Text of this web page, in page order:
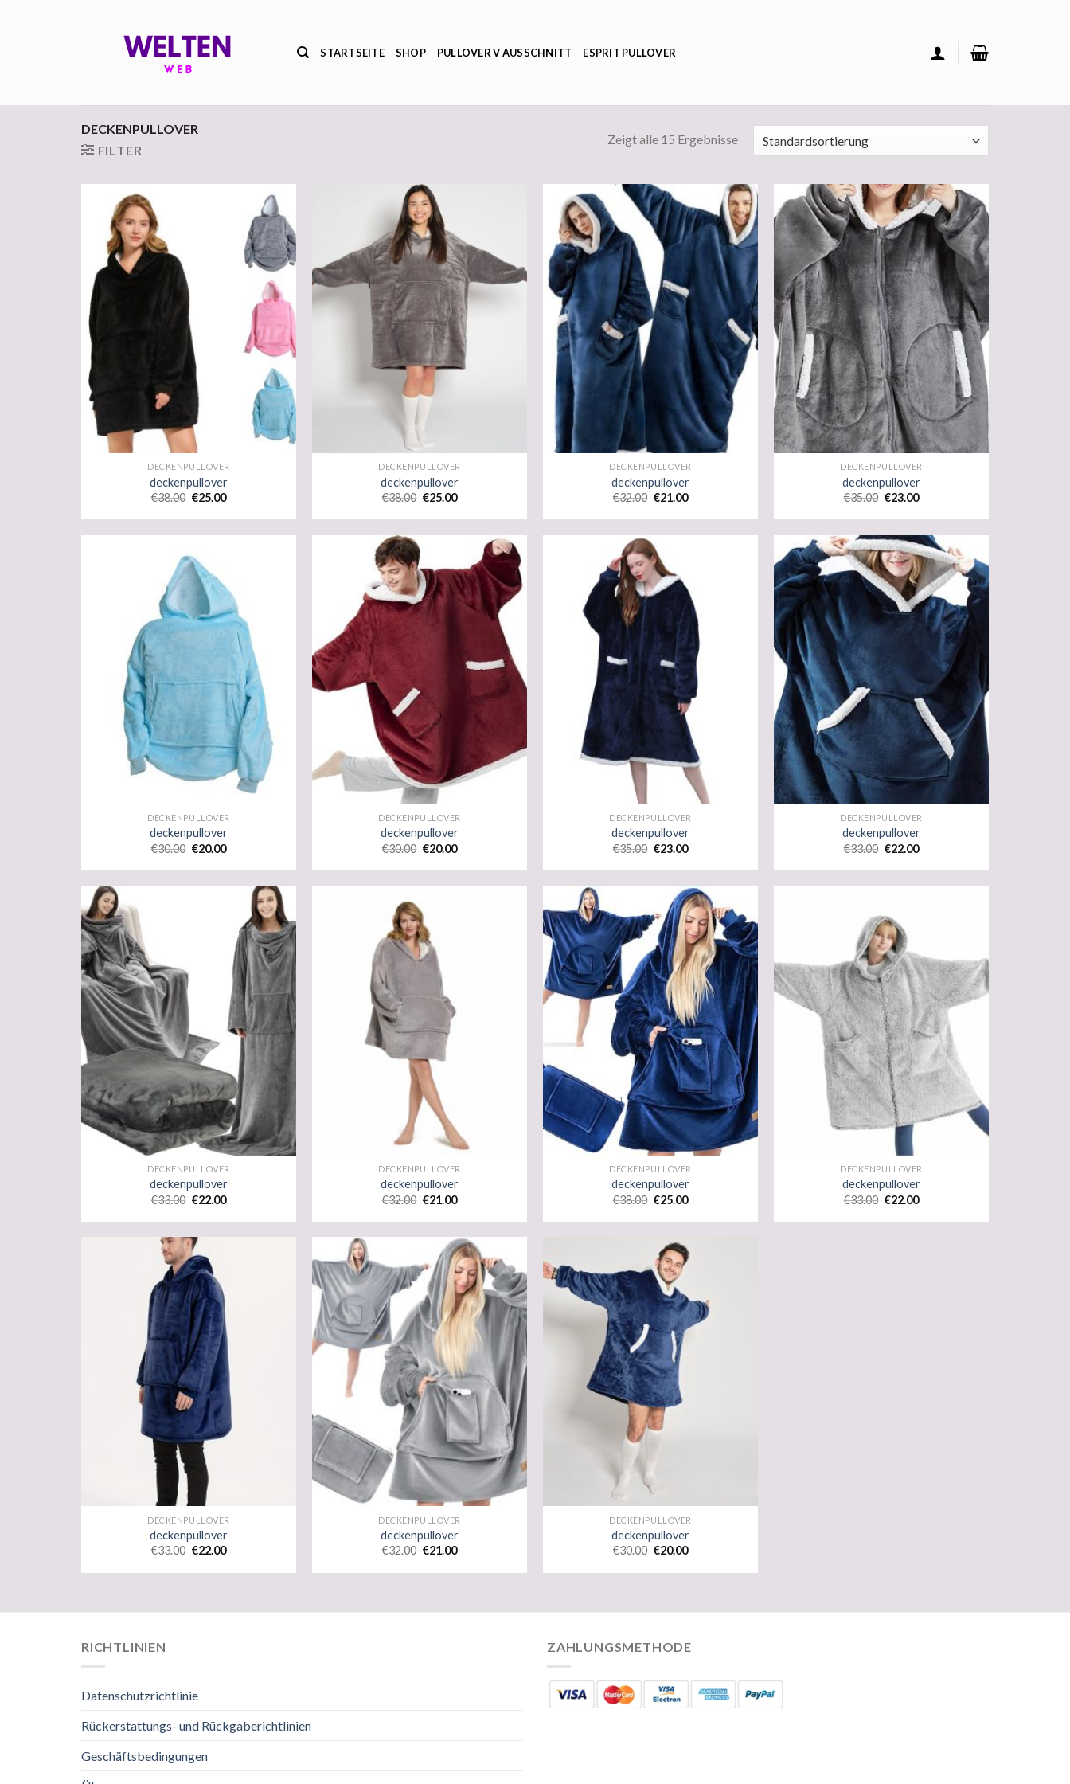
STARTSEITE SHOP PULLOVER V AUSSCHNITT ESPRIT PULLOVER
DECKENPULLOVER
FILTER
Zeigt alle 15 Ergebnisse
DECKENPULLOVER
deckenpullover
€38.00 €25.00
DECKENPULLOVER
deckenpullover
€38.00 €25.00
DECKENPULLOVER
deckenpullover
€32.00 €21.00
DECKENPULLOVER
deckenpullover
€35.00 €23.00
DECKENPULLOVER
deckenpullover
€30.00 €20.00
DECKENPULLOVER
deckenpullover
€30.00 €20.00
DECKENPULLOVER
deckenpullover
€35.00 €23.00
DECKENPULLOVER
deckenpullover
€33.00 €22.00
DECKENPULLOVER
deckenpullover
€33.00 €22.00
DECKENPULLOVER
deckenpullover
€32.00 €21.00
DECKENPULLOVER
deckenpullover
€38.00 €25.00
DECKENPULLOVER
deckenpullover
€33.00 €22.00
DECKENPULLOVER
deckenpullover
€33.00 €22.00
DECKENPULLOVER
deckenpullover
€32.00 €21.00
DECKENPULLOVER
deckenpullover
€30.00 €20.00
RICHTLINIEN
Datenschutzrichtlinie
Rückerstattungs- und Rückgaberichtlinien
Geschäftsbedingungen
ZAHLUNGSMETHODE